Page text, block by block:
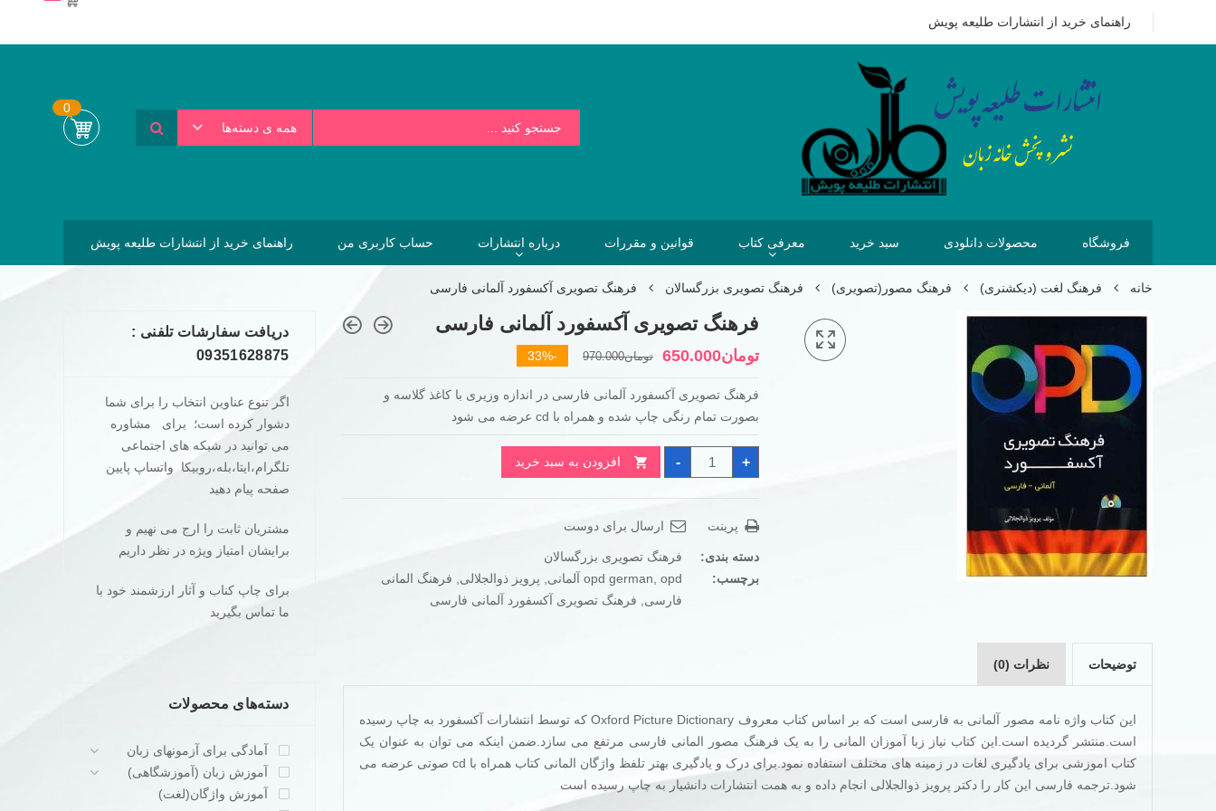
راهنمای خرید از انتشارات طلیعه پویش
09351628875 هزینه ای که امروز برای خرید کتاب می پردازیم بسیار کمتر از هزینه هایی است که فردا برای نخریدن کتاب خواهیم پرداخت.
همه ی دسته‌ها
0
فروشگاه محصولات دانلودی سبد خرید معرفی کتاب قوانین و مقررات درباره انتشارات حساب کاربری من راهنمای خرید از انتشارات طلیعه پویش
خانه فرهنگ لغت (دیکشنری) فرهنگ مصور(تصویری) فرهنگ تصویری بزرگسالان فرهنگ تصویری آکسفورد آلمانی فارسی
فرهنگ تصویری آکسفورد آلمانی فارسی
تومان970.000قیمت
تومان970.000
بود.
تومان650.000
قیمت
تومان650.000
است.
-33%
فرهنگ تصویری آکسفورد آلمانی فارسی در اندازه وزیری با کاغذ گلاسه و
بصورت تمام رنگی چاپ شده و همراه با cd عرضه می شود
-
فرهنگ
تصویری
آکسفورد
فارسی
+ افزودن به سبد خرید
پرینت ارسال برای دوست
دسته بندی:
فرهنگ تصویری بزرگسالان
برچسب:
opd german opd آلمانی پرویز ذوالجلالی
فرهنگ المانی
فارسی
فرهنگ تصویری آکسفورد آلمانی فارسی
توضیحات نظرات (0)
این کتاب واژه نامه مصور آلمانی به فارسی است که بر اساس کتاب معروف Oxford Picture Dictionary که توسط انتشارات آکسفورد به چاپ رسیده
است.منتشر گردیده است.این کتاب نیاز زبا آموزان المانی را به یک فرهنگ مصور المانی فارسی مرتفع می سازد.ضمن اینکه می توان به عنوان یک
کتاب اموزشی برای یادگیری لغات در زمینه های مختلف استفاده نمود.برای درک و یادگیری بهتر تلفظ واژگان المانی کتاب همراه با cd صوتی عرضه می
شود.ترجمه فارسی این کار را دکتر پرویز ذوالجلالی انجام داده و به همت انتشارات دانشیار به چاپ رسیده است
دریافت سفارشات تلفنی :
09351628875
اگر تنوع عناوین انتخاب را برای شما
دشوار کرده است؛ برای مشاوره
می توانید در شبکه های اجتماعی
تلگرام،ایتا،بله،روبیکا واتساپ پایین
صفحه پیام دهید
مشتریان ثابت را ارج می نهیم و
برایشان امتیاز ویژه در نظر داریم
برای چاپ کناب و آثار ارزشمند خود با
ما تماس بگیرید
دسته‌های محصولات
آمادگی برای آزمونهای زبان
آموزش زبان (آموزشگاهی)
آموزش واژگان(لغت)